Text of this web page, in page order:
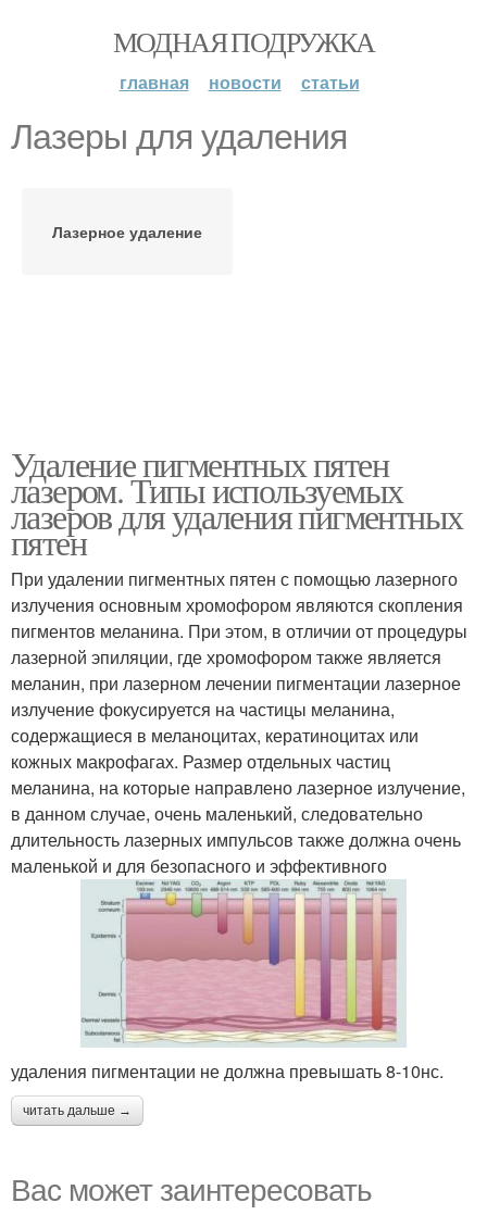
МОДНАЯ ПОДРУЖКА
главная новости статьи
Лазеры для удаления
Лазерное удаление
Удаление пигментных пятен
лазером. Типы используемых
лазеров для удаления пигментных
пятен
При удалении пигментных пятен с помощью лазерного
излучения основным хромофором являются скопления
пигментов меланина. При этом, в отличии от процедуры
лазерной эпиляции, где хромофором также является
меланин, при лазерном лечении пигментации лазерное
излучение фокусируется на частицы меланина,
содержащиеся в меланоцитах, кератиноцитах или
кожных макрофагах. Размер отдельных частиц
меланина, на которые направлено лазерное излучение,
в данном случае, очень маленький, следовательно
длительность лазерных импульсов также должна очень
маленькой и для безопасного и эффективного
удаления пигментации не должна превышать 8-10нс.
читать дальше →
Вас может заинтересовать